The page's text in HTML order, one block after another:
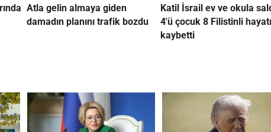
Atla gelin almaya giden
damadın planını trafik bozdu
Katil İsrail ev ve okula
4'ü çocuk 8 Filistinli
kaybetti